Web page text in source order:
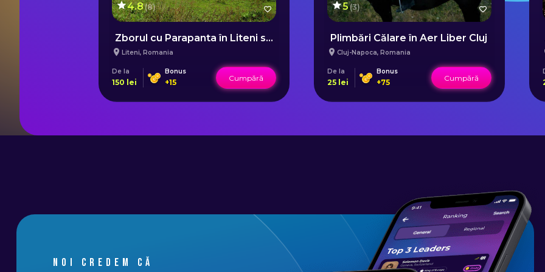
4.8(8)
Zborul cu Parapanta în Liteni sau Iara Cluj
Liteni, Romania
De la
150 lei
Bonus
+15 Cumpără
5 (3)
Plimbări Călare în Aer Liber Cluj
Cluj-Napoca, Romania
De la
25 lei
Bonus
+75 Cumpără
Noi credem că